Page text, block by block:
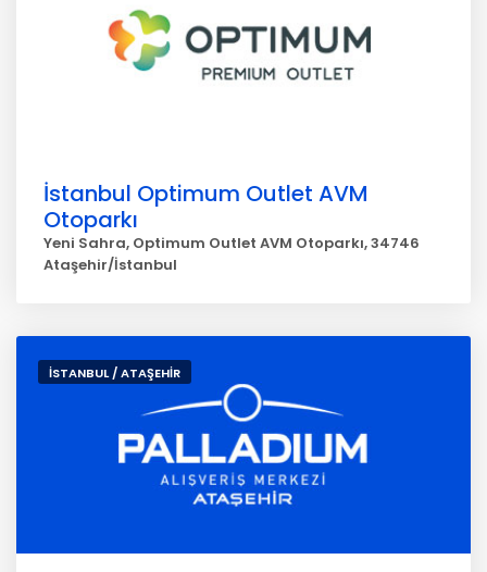
İstanbul Optimum Outlet AVM
Otoparkı
Yeni Sahra, Optimum Outlet AVM Otoparkı, 34746
Ataşehir/İstanbul
İSTANBUL / ATAŞEHİR